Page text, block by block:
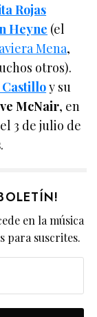
Rojas
Heyne (el
Mena,
otros).
y su
McNair, en
3 de julio de
.
en la música
para suscrites.